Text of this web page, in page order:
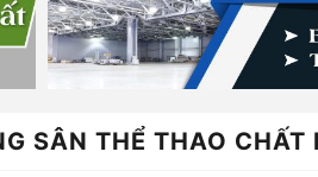
SÂN THỂ THAO